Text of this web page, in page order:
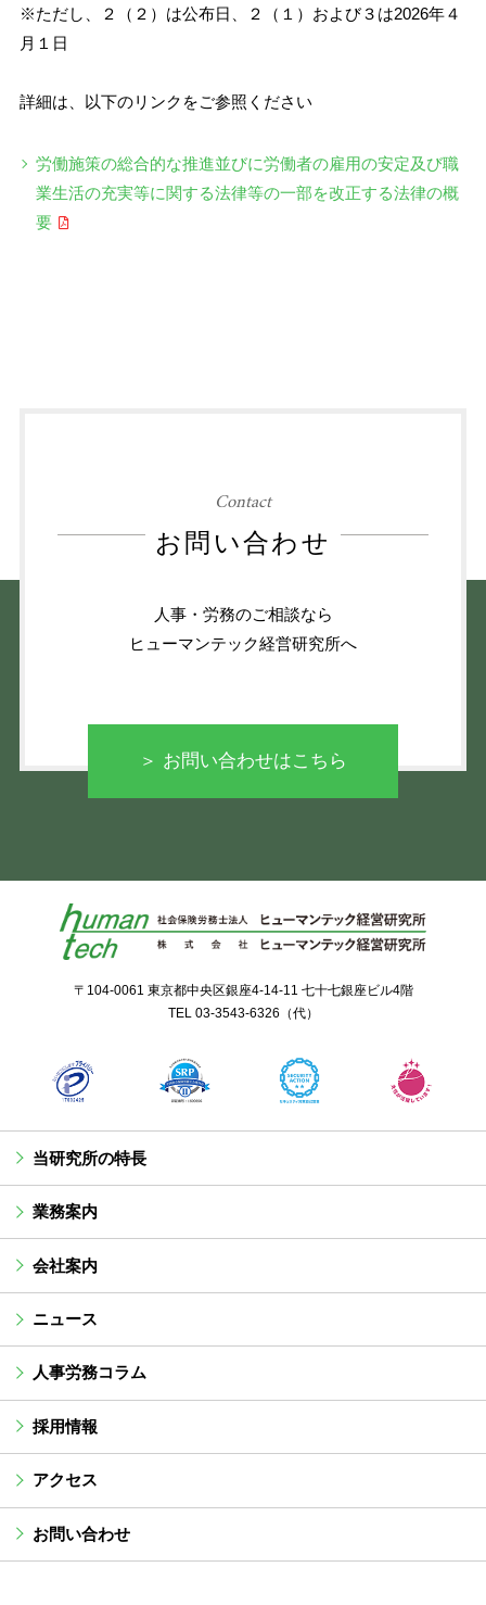
※ただし、２（２）は公布日、２（１）および３は2026年４
月１日
詳細は、以下のリンクをご参照ください
労働施策の総合的な推進並びに労働者の雇用の安定及び職
業生活の充実等に関する法律等の一部を改正する法律の概
要
Contact
お問い合わせ
人事・労務のご相談なら
ヒューマンテック経営研究所へ
＞ お問い合わせはこちら
〒104-0061 東京都中央区銀座4-14-11 七十七銀座ビル4階
TEL 03-3543-6326 （代）
当研究所の特長
業務案内
会社案内
ニュース
人事労務コラム
採用情報
アクセス
お問い合わせ